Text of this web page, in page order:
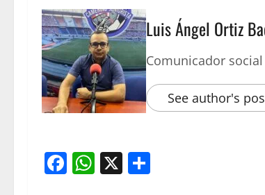
Luis Ángel Ortiz
Comunicador
See author's
Facebook
WhatsApp
X